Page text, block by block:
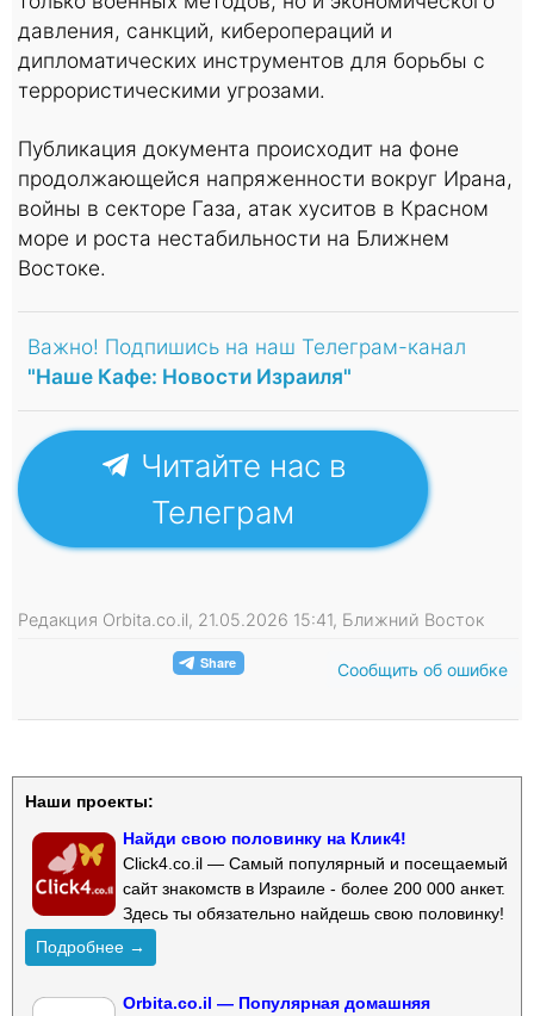
давления, санкций, киберопераций и
дипломатических инструментов для борьбы с
террористическими угрозами.
Публикация документа происходит на фоне
продолжающейся напряженности вокруг Ирана,
войны в секторе Газа, атак хуситов в Красном
море и роста нестабильности на Ближнем
Востоке.
Важно! Подпишись на наш Телеграм-канал
"Наше Кафе: Новости Израиля"
Читайте нас в
Телеграм
Редакция Orbita.co.il, 21.05.2026 15:41, Ближний Восток
Сообщить об ошибке
Наши проекты:
Найди свою половинку на Клик4!
Click4.co.il — Самый популярный и посещаемый
сайт знакомств в Израиле - более 200 000 анкет.
Здесь ты обязательно найдешь свою половинку!
Подробнее →
Orbita.co.il — Популярная домашняя